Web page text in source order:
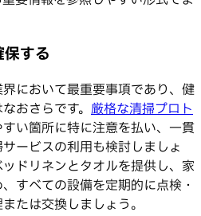
する
において最重要事項であり、健
おさらです。 厳格な清掃プロト
い箇所に特に注意を払い、一貫
ービスの利用も検討しましょ
ドリネンとタオルを提供し、家
すべての設備を定期的に点検・
たは交換しましょう。